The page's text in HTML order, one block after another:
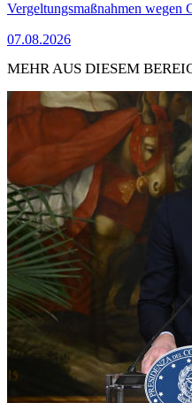
Vergeltungsmaßnahmen wegen
07.08.2026
MEHR AUS DIESEM